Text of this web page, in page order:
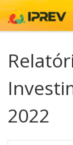
Skip to content
2022